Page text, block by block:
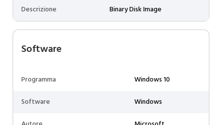
Descrizione
Binary Disk Image
Software
Programma
Windows 10
Software
Windows